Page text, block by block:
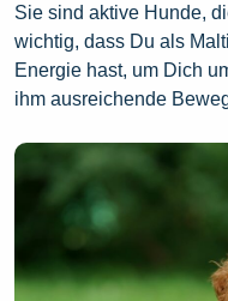
Sie sind aktive Hunde,
wichtig, dass Du als
Energie hast, um Dich
ihm ausreichende